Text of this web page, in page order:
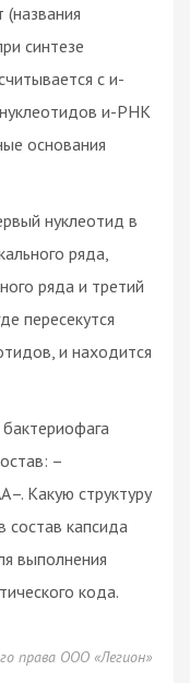
синтезе
с и-
и-РНК
основания
нуклеотид в
ряда,
ряда и третий
пересекутся
и находится
–
Какую структуру
состав капсида
выполнения
кода.
права ООО «Легион»